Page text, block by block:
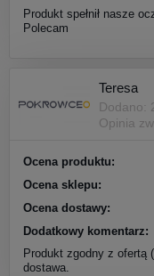
Produkt spełnił nasze
Polecam
Teresa
Dodano:
Opinia
Ocena produktu:
Ocena sklepu:
Ocena dostawy:
Dodatkowy komentarz:
Produkt zgodny z ofertą
dostawa.